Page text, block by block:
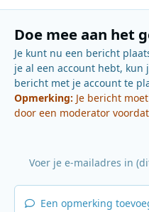
Doe mee aan het
Je kunt nu een bericht
je al een account hebt, kun
bericht met je account te
Opmerking: Je bericht
door een moderator
Een opmerking